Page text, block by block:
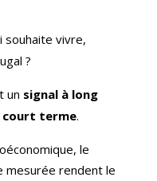
souhaite vivre,
?
un signal à long
court terme.
le
mesurée rendent le